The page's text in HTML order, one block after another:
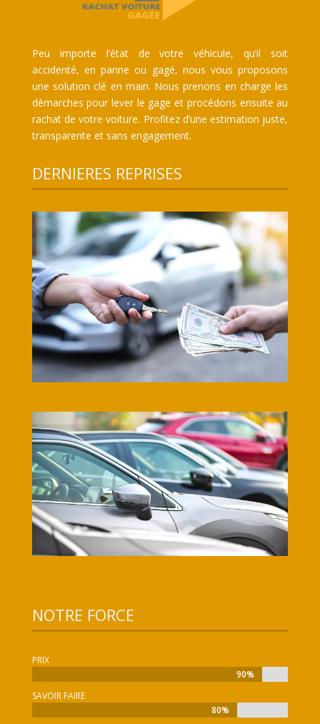
Peu importe l’état de votre véhicule, qu’il soit
accidenté, en panne ou gagé, nous vous proposons
une solution clé en main. Nous prenons en charge les
démarches pour lever le gage et procédons ensuite au
rachat de votre voiture. Profitez d’une estimation juste,
transparente et sans engagement.
DERNIERES REPRISES
NOTRE FORCE
PRIX
90%
90%
SAVOIR FAIRE
80%
80%